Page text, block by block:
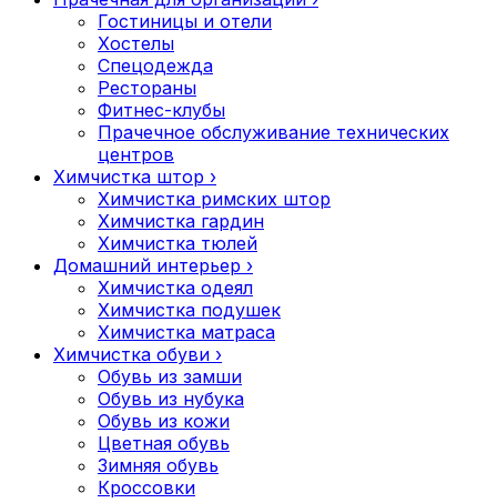
Гостиницы и отели
Хостелы
Спецодежда
Рестораны
Фитнес-клубы
Прачечное обслуживание технических
центров
Химчистка штор ›
Химчистка римских штор
Химчистка гардин
Химчистка тюлей
Домашний интерьер ›
Химчистка одеял
Химчистка подушек
Химчистка матраса
Химчистка обуви ›
Обувь из замши
Обувь из нубука
Обувь из кожи
Цветная обувь
Зимняя обувь
Кроссовки